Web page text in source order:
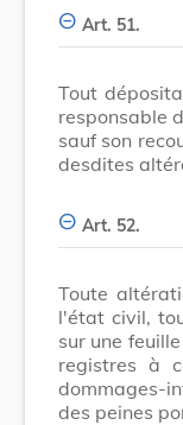
Art. 51.
Tout
responsable
sauf son
desdites
Art. 52.
Toute
l'état civil,
sur une
registres à
dommages-
des peines